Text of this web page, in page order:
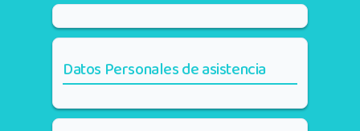
Datos Personales de asistencia